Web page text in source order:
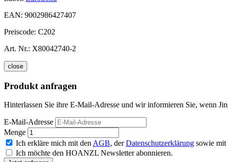
EAN: 9002986427407
Preiscode: C202
Art. Nr.: X80042740-2
close
Produkt anfragen
Hinterlassen Sie ihre E-Mail-Adresse und wir informieren Sie, wenn
E-Mail-Adresse
Menge
Ich erkläre mich mit den AGB, derDatenschutzerklärung sowie mit
Ich möchte den HOANZL Newsletter abonnieren.